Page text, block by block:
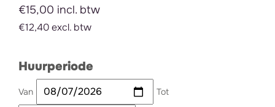
€15,00 incl. btw
€12,40 excl. btw
Huurperiode
Van Tot